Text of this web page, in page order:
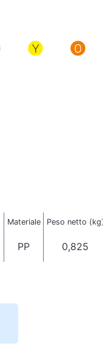
Materiale Peso netto (kg)
PP 0,825